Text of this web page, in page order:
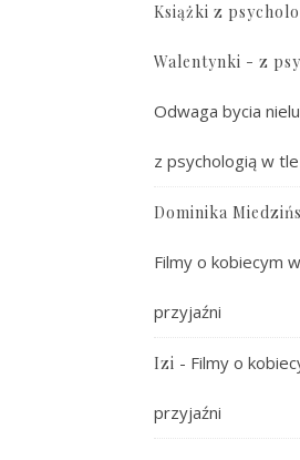
Książki z
Walentynki - z
Odwaga bycia
z psychologią w tle
Dominika
Filmy o kobiecym
przyjaźni
Izi - Filmy o
przyjaźni